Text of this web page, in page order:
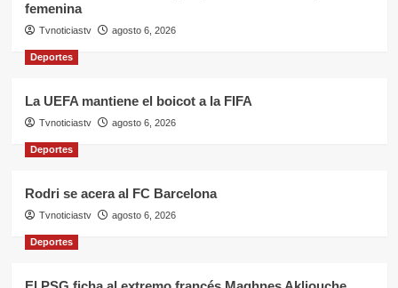
femenina
Tvnoticiastv agosto 6, 2026
Deportes
La UEFA mantiene el boicot a la FIFA
Tvnoticiastv agosto 6, 2026
Deportes
Rodri se acera al FC Barcelona
Tvnoticiastv agosto 6, 2026
Deportes